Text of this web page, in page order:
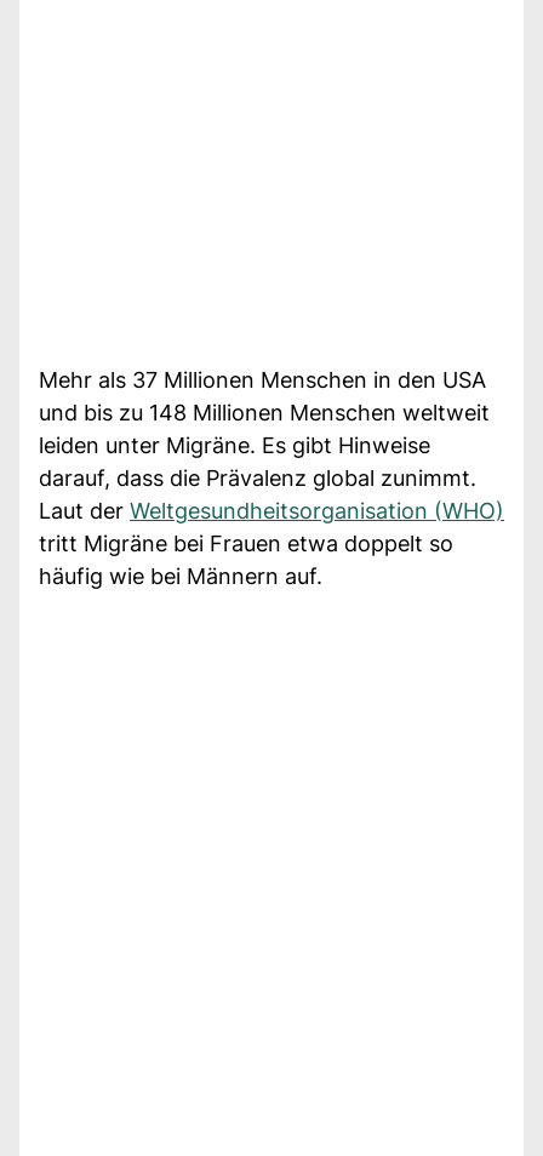
Mehr als 37 Millionen Menschen in den USA
und bis zu 148 Millionen Menschen weltweit
leiden unter Migräne. Es gibt Hinweise
darauf, dass die Prävalenz global zunimmt.
Laut der Weltgesundheitsorganisation (WHO)
tritt Migräne bei Frauen etwa doppelt so
häufig wie bei Männern auf.